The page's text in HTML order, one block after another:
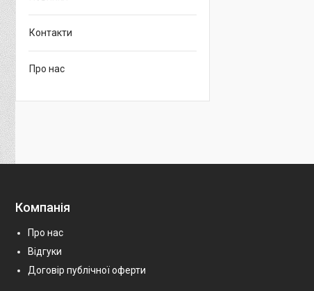
Контакти
Про нас
Компанія
Про нас
Відгуки
Договір публічної оферти